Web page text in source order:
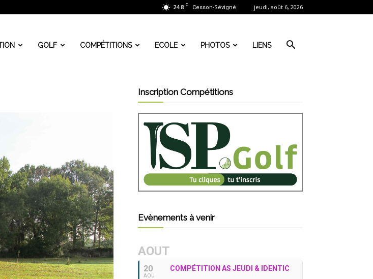
24.8 C Cesson-Sévigné jeudi, août 6, 2026
GOLF COMPÉTITIONS ECOLE PHOTOS LIENS
Inscription Compétitions
Evènements à venir
AOUT
20
AOU
COMPÉTITION AS JEUDI & IDENTIC